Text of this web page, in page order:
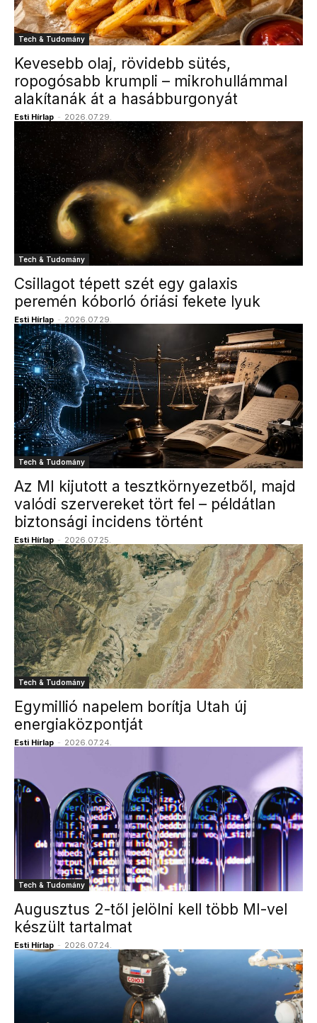
Tech & Tudomány
Kevesebb olaj, rövidebb sütés,
ropogósabb krumpli – mikrohullámmal
alakítanák át a hasábburgonyát
Esti Hírlap - 2026.07.29.
Tech & Tudomány
Csillagot tépett szét egy galaxis
peremén kóborló óriási fekete lyuk
Esti Hírlap - 2026.07.29.
Tech & Tudomány
Az MI kijutott a tesztkörnyezetből, majd
valódi szervereket tört fel – példátlan
biztonsági incidens történt
Esti Hírlap - 2026.07.25.
Tech & Tudomány
Egymillió napelem borítja Utah új
energiaközpontját
Esti Hírlap - 2026.07.24.
Tech & Tudomány
Augusztus 2-től jelölni kell több MI-vel
készült tartalmat
Esti Hírlap - 2026.07.24.